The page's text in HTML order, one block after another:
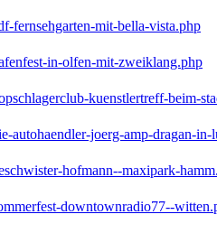
fernsehgarten-mit-bella-vista.php
in-olfen-mit-zweiklang.php
kuenstlertreff-beim-
autohaendler-joerg-amp-dragan-in-
hofmann--maxipark-
downtownradio77--